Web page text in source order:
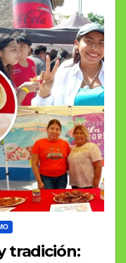
tradición: